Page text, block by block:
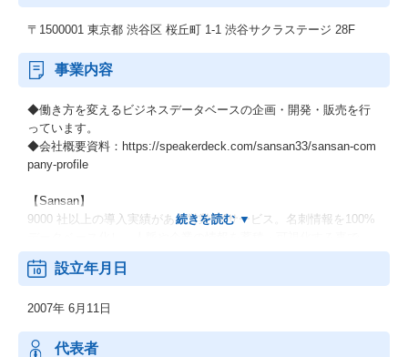
〒1500001 東京都 渋谷区 桜丘町 1-1 渋谷サクラステージ 28F
事業内容
◆働き方を変えるビジネスデータベースの企画・開発・販売を行
っています。
◆会社概要資料：https://speakerdeck.com/sansan33/sansan-com
pany-profile
【Sansan】
9000 社以上の導入実績がある営業DXサービス。名刺情報を100%
顧客管理・営業管理の基盤を作る事ができます。企業の業績や売
上高や従業員数などのハードデータと、利用企業と顧客との接点
す。営業・マーケティング活動に最適なデータを活用できるサー
ビスです。
設立年月日
2007年 6月11日
代表者